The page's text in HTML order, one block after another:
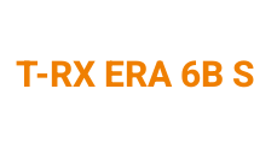
T-RX ERA 6B